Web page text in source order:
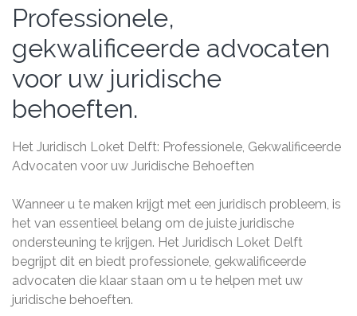
Professionele,
gekwalificeerde advocaten
voor uw juridische
behoeften.
Het Juridisch Loket Delft: Professionele, Gekwalificeerde
Advocaten voor uw Juridische Behoeften
Wanneer u te maken krijgt met een juridisch probleem, is
het van essentieel belang om de juiste juridische
ondersteuning te krijgen. Het Juridisch Loket Delft
begrijpt dit en biedt professionele, gekwalificeerde
advocaten die klaar staan om u te helpen met uw
juridische behoeften.